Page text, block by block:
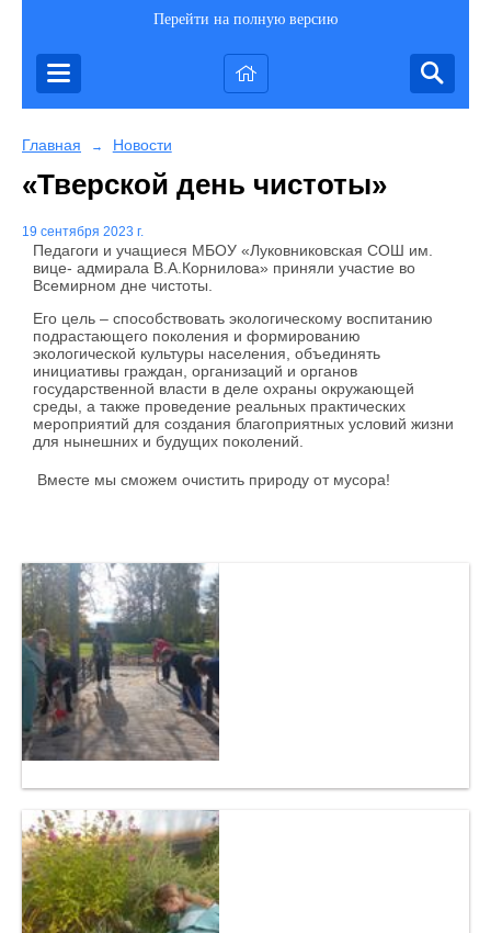
Перейти на полную версию
Главная → Новости
«Тверской день чистоты»
19 сентября 2023 г.
Педагоги и учащиеся МБОУ «Луковниковская СОШ им.
вице- адмирала В.А.Корнилова» приняли участие во
Всемирном дне чистоты.
​Его цель – способствовать экологическому воспитанию
подрастающего поколения и формированию
экологической культуры населения, объединять
инициативы граждан, организаций и органов
государственной власти в деле охраны окружающей
среды, а также проведение реальных практических
мероприятий для создания благоприятных условий жизни
для нынешних и будущих поколений.
Вместе мы сможем очистить природу от мусора!